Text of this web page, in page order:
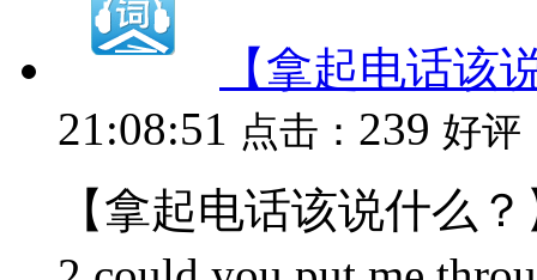
【拿起电话该
21:08:51 点击： 239 好评
【拿起电话该说什么